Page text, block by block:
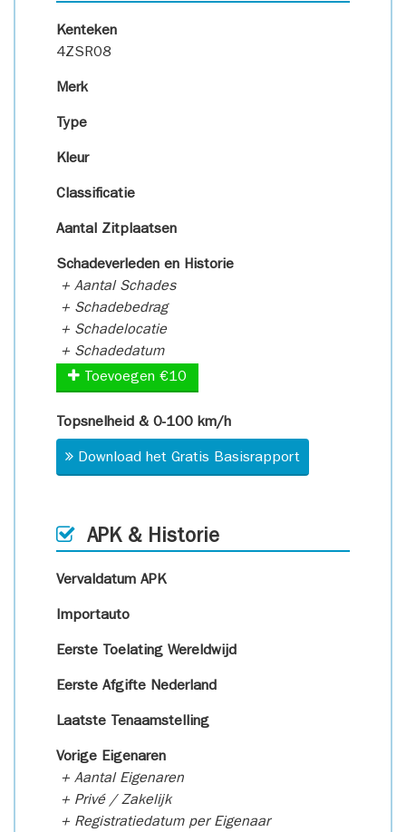
Kenteken
4ZSR08
Merk
Type
Kleur
Classificatie
Aantal Zitplaatsen
Schadeverleden en Historie
+ Aantal Schades
+ Schadebedrag
+ Schadelocatie
+ Schadedatum
Toevoegen €10
Topsnelheid & 0-100 km/h
Download het Gratis Basisrapport
APK & Historie
Vervaldatum APK
Importauto
Eerste Toelating Wereldwijd
Eerste Afgifte Nederland
Laatste Tenaamstelling
Vorige Eigenaren
+ Aantal Eigenaren
+ Privé / Zakelijk
+ Registratiedatum per Eigenaar